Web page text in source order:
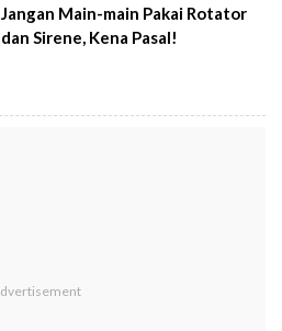
Jangan Main-main Pakai Rotator
dan Sirene, Kena Pasal!